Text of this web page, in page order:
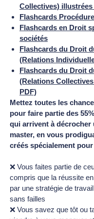
Collectives) illustrées
Flashcards
Flashcards en Droit
sociétés
Flashcards du Droit
(Relations
Flashcards du Droit
(Relations
PDF)
Mettez toutes les
pour faire partie des
qui arrivent à décrocher
master, en vous
créés spécialement
❌ Vous faites partie de
compris que la réussite
par une stratégie de
sans failles
❌ Vous savez que tôt ou